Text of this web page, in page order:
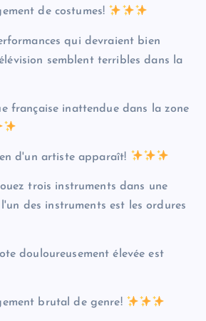
de costumes!
qui devraient bien
semblent terribles dans la
française inattendue dans la zone
d'un artiste apparaît!
trois instruments dans une
des instruments est les ordures
douloureusement élevée est
brutal de genre!